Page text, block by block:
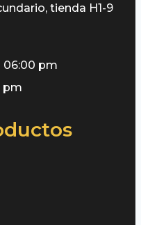
tienda H1-9
06:00 pm
pm